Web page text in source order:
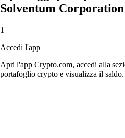
Solventum Corporation
1
Accedi l'app
Apri l'app Crypto.com, accedi alla
portafoglio crypto e visualizza il saldo.